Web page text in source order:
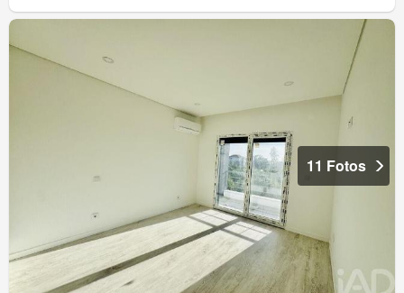
11 Fotos